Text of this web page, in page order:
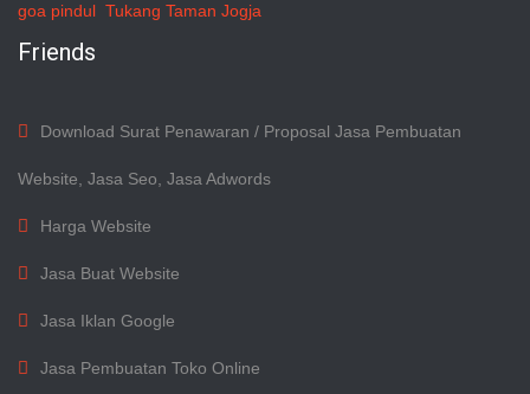
goa pindul Tukang Taman Jogja
Friends
Download Surat Penawaran / Proposal Jasa Pembuatan
Website, Jasa Seo, Jasa Adwords
Harga Website
Jasa Buat Website
Jasa Iklan Google
Jasa Pembuatan Toko Online